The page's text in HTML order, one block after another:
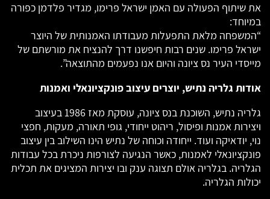
את שיתוף הפעולה עם האמן ישראל פרימו, מגדיר פלדמן כפורה
במיוחד:
“המשפחה מלאת התפעלות מעבודתו האמנותית של היוצר
ישראל פרימו. שנים רבות חיפשנו דרך להנציח את מורשתם של
מייסדי העיר נס ציונה והיום אנו נפעמים מהתוצאה”.
אודות גלריה נתיש, יוצרים עיצוב פונקציונאלי ואמנות
גלריה נתיש, השוכנת בנס ציונה, עוסקת מאז 1986 בעיצוב
ויצירות אמנות ופיסול, ריהוט ייחודי, גופי תאורה, מעקות, חפצי
נוי, יודאיקה ועוד. ייחודה וכוחה של נתיש הינו השילוב בין עיצוב
פונקציונאלי לאמנות, כאשר הנגיעה לצורפות ניכרת בכל עבודות
הגלריה. בגלריה אולם תצוגה ענק ובו יצירות המציגים את תכלית
יכולות הגלריה.